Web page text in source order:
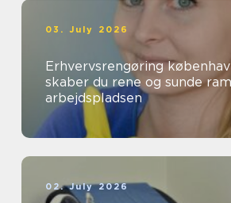
03. July 2026
Erhvervsrengøring københavn
skaber du rene og sunde
arbejdspladsen
02. July 2026